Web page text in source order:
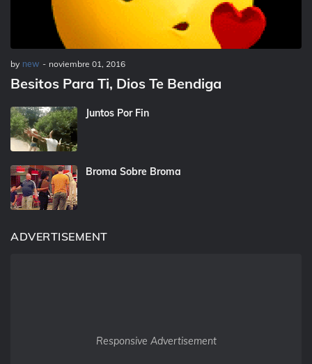
by new - noviembre 01, 2016
Besitos Para Ti, Dios Te Bendiga
Juntos Por Fin
Broma Sobre Broma
ADVERTISEMENT
Responsive Advertisement